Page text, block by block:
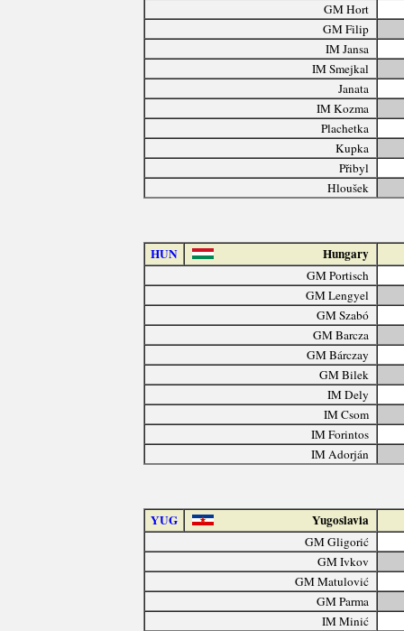
GM Hort
GM Filip
IM Jansa
IM Smejkal
Janata
IM Kozma
Plachetka
Kupka
Přibyl
Hloušek
HUN Hungary
GM Portisch
GM Lengyel
GM Szabó
GM Barcza
GM Bárczay
GM Bilek
IM Dely
IM Csom
IM Forintos
IM Adorján
YUG Yugoslavia
GM Gligorić
GM Ivkov
GM Matulović
GM Parma
IM Minić